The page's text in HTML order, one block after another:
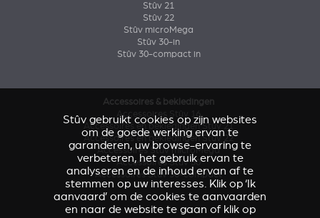
Stûv 21
Stûv 22
Stûv microMega
Stûv 30-in
Stûv 30-compact in
Accessoires & bekledingen
Accessoires Stûv 16
Accessoires en bekledingen Stûv 21
Accessoires en bekledingen Stûv 22
Accessoires Stûv microMega
Accessoires Stûv 30
Accessoires Stûv 30-compact
Stûv gebruikt cookies op zijn websites
om de goede werking ervan te
garanderen, uw browse-ervaring te
verbeteren, het gebruik ervan te
analyseren en de inhoud ervan af te
stemmen op uw interesses. Klik op ‘Ik
aanvaard’ om de cookies te aanvaarden
en naar de website te gaan of klik op